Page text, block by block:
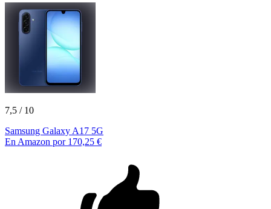
7,5 / 10
Samsung Galaxy A17 5G
En Amazon por 170,25 €